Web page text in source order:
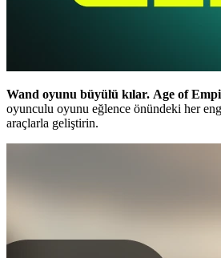
Wand oyunu büyülü kılar. Age of
oyunculu oyunu eğlence önündeki her
araçlarla geliştirin.